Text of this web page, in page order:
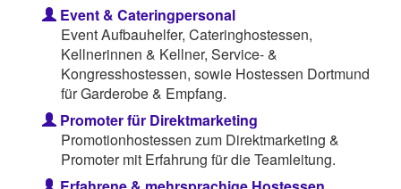
Event & Cateringpersonal
Event Aufbauhelfer, Cateringhostessen,
Kellnerinnen & Kellner, Service- &
Kongresshostessen, sowie Hostessen Dortmund
für Garderobe & Empfang.
Promoter für Direktmarketing
Promotionhostessen zum Direktmarketing &
Promoter mit Erfahrung für die Teamleitung.